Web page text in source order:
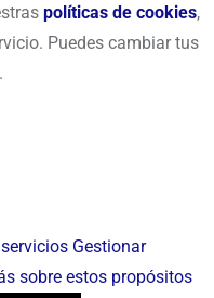
políticas de cookies,
Puedes cambiar tus
Gestionar
sobre estos propósitos